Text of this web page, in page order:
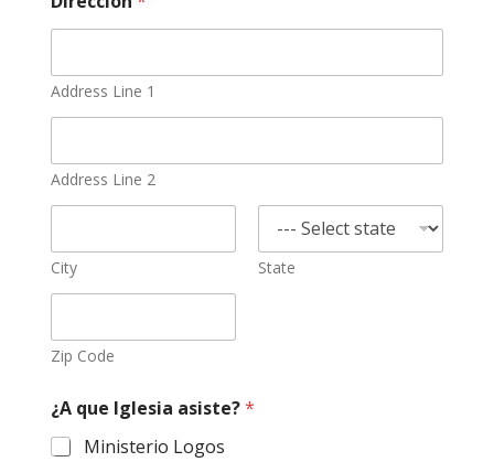
Address Line 1
Address Line 2
City State
Zip Code
¿A que Iglesia asiste?*
Ministerio Logos